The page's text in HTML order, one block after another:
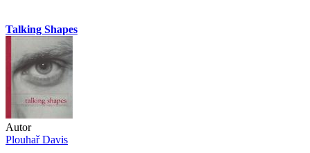
Talking Shapes
Autor
Plouhař Davis